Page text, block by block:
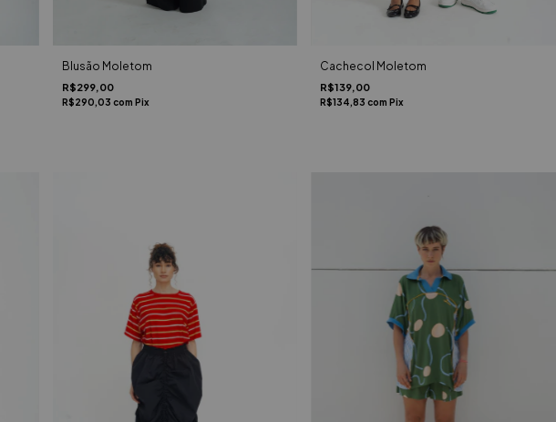
Blusão Moletom
R$299,00
R$290,03 com Pix
Cachecol Moletom
R$139,00
R$134,83com Pix